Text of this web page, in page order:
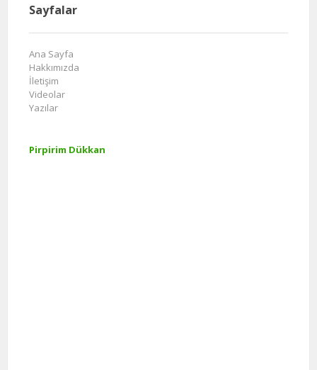
Sayfalar
Ana Sayfa
Hakkımızda
İletişim
Videolar
Yazılar
Pirpirim Dükkan